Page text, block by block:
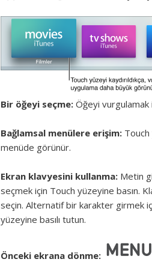
Bir öğeyi seçme: Öğeyi vurgulamak
Bağlamsal menülere erişim: Touch
menüde görünür.
Ekran klavyesini kullanma: Metin
seçmek için Touch yüzeyine basın.
seçin. Alternatif bir karakter girmek
yüzeyine basılı tutun.
Önceki ekrana dönme: